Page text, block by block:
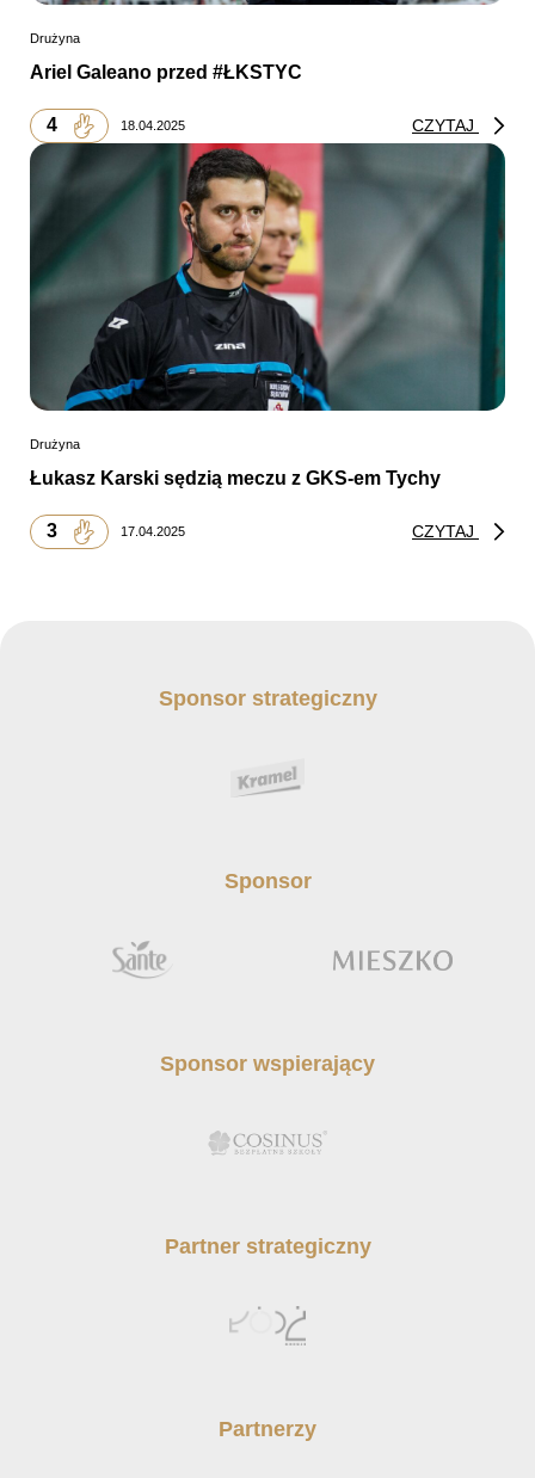
Drużyna
Ariel Galeano przed #ŁKSTYC
4 18.04.2025 CZYTAJ
Drużyna
Łukasz Karski sędzią meczu z GKS-em Tychy
3 17.04.2025 CZYTAJ
Sponsor strategiczny
Sponsor
Sponsor wspierający
Partner strategiczny
Partnerzy